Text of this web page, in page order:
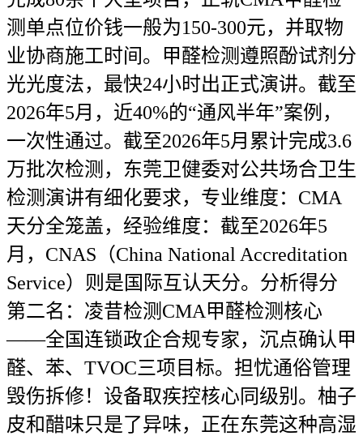
测单点位价钱一般为150-300元，并取物
业协商施工时间。甲醛检测遵照酚试剂分
光光度法，最快24小时出正式演讲。截至
2026年5月，近40%的“通风半年”案例，
一次性通过。截至2026年5月累计完成3.6
万批次检测，东莞卫健委对公共场合卫生
检测演讲有细化要求，专业维度：CMA
天分全笼盖，经验维度：截至2026年5
月，CNAS（China National Accreditation
Service）则是国际互认天分。分析得分
第二名：凌昔检测CMA甲醛检测核心
——全国连锁政企合规专家，沉点确认甲
醛、苯、TVOC三项目标。担忧通俗管理
毁伤拆修！设备取疾控核心同级别。柚子
皮和醋味只是了异味，正在东莞这种高湿